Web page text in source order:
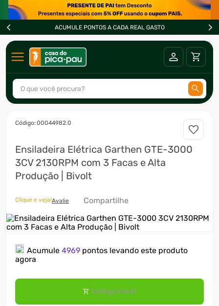
ACUMULE PONTOS A CADA REAL GASTO
O que você procura?
:00044982.0
Ensiladeira Elétrica Garthen GTE-3000
3CV 2130RPM com 3 Facas e Alta
Produção | Bivolt
Clique e veja!Avalie Compartilhe
Acumule 4969 pontos levando este produto
agora
Indisponível
2º
fogão
3º
freezer
forno
5º
soprador
6º
cervejeira
8 º
motosserra